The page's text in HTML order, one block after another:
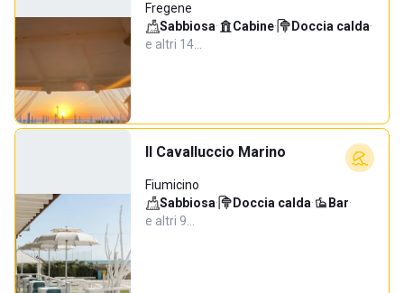
Fregene
Sabbiosa· Cabine· Doccia calda·
e altri 14…
Il Cavalluccio Marino
Fiumicino
Sabbiosa· Doccia calda· Bar·
e altri 9…